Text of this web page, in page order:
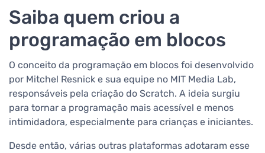
Saiba quem criou a
programação em blocos
O conceito da programação em blocos foi desenvolvido
por Mitchel Resnick e sua equipe no MIT Media Lab,
responsáveis pela criação do Scratch. A ideia surgiu
para tornar a programação mais acessível e menos
intimidadora, especialmente para crianças e iniciantes.
Desde então, várias outras plataformas adotaram esse